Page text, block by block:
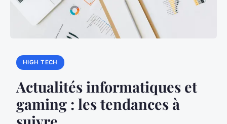
HIGH TECH
Actualités informatiques et
gaming : les tendances à